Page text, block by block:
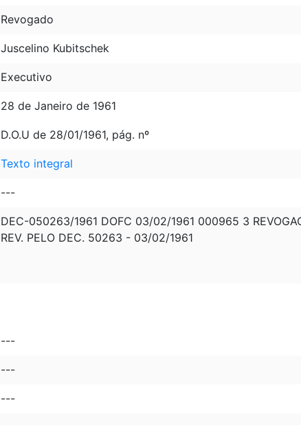
Revogado
Juscelino Kubitschek
Executivo
28 de Janeiro de 1961
D.O.U de 28/01/1961, pág. nº
Texto integral
---
DEC-050263/1961 DOFC 03/02/1961 000965 3
REV. PELO DEC. 50263 - 03/02/1961
---
---
---